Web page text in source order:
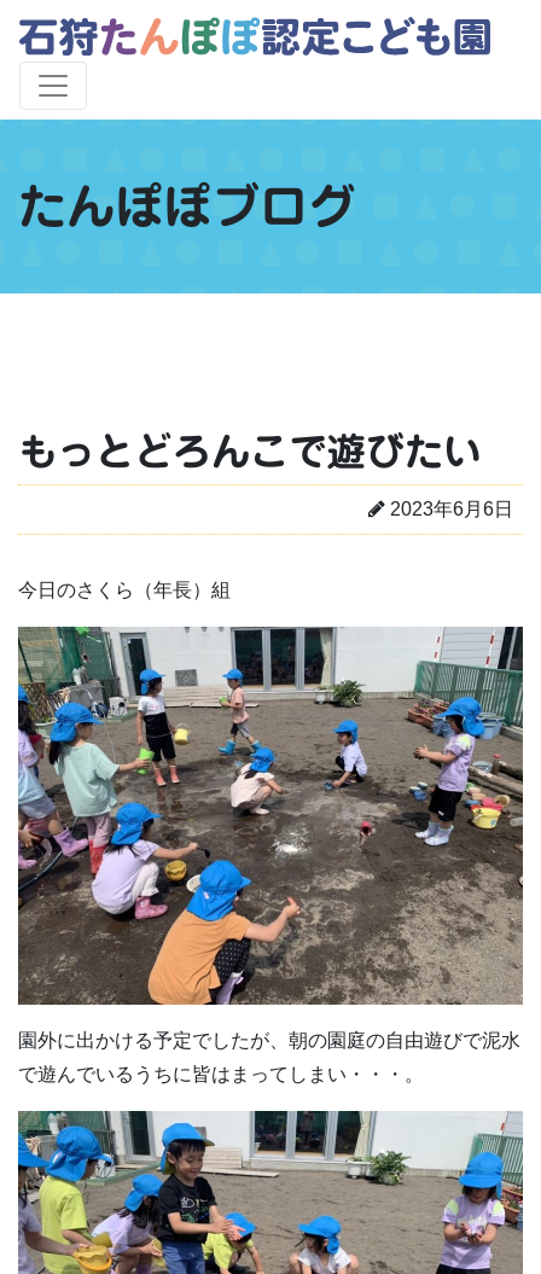
たんぽぽブログ
もっとどろんこで遊びたい
2023年6月6日
今日のさくら（年長）組
園外に出かける予定でしたが、朝の園庭の自由遊びで泥水
で遊んでいるうちに皆はまってしまい・・・。